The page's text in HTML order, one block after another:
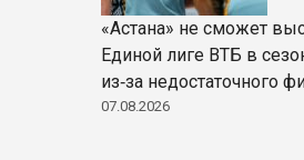
«Астана» не сможет
Единой лиге ВТБ в
из‑за недостаточного
07.08.2026